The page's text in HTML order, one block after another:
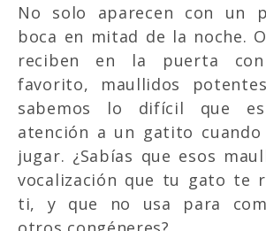
No solo aparecen con un
boca en mitad de la noche.
reciben en la puerta
favorito, maullidos
sabemos lo difícil que
atención a un gatito cuando
jugar. ¿Sabías que esos
vocalización que tu gato te
ti, y que no usa para